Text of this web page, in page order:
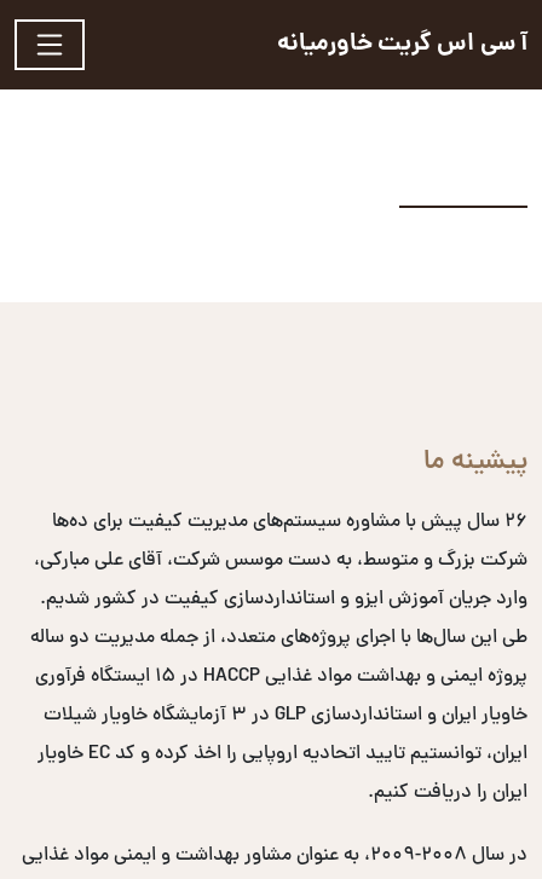
آ سی اس گریت خاورمیانه
پیشینه ما
۲۶ سال پیش با مشاوره سیستم‌های مدیریت کیفیت برای ده‌ها
شرکت بزرگ و متوسط، به دست موسس شرکت، آقای علی مبارکی،
وارد جریان آموزش ایزو و استانداردسازی کیفیت در کشور شدیم.
طی این سال‌ها با اجرای پروژه‌های متعدد، از جمله مدیریت دو ساله
پروژه ایمنی و بهداشت مواد غذایی HACCP در ۱۵ ایستگاه فرآوری
خاویار ایران و استانداردسازی GLP در ۳ آزمایشگاه خاویار شیلات
ایران، توانستیم تایید اتحادیه اروپایی را اخذ کرده و کد EC خاویار
ایران را دریافت کنیم.
در سال ۲۰۰۸-۲۰۰۹، به عنوان مشاور بهداشت و ایمنی مواد غذایی